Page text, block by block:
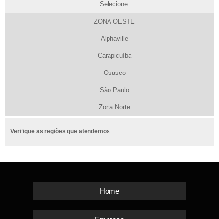
Selecione:
ZONA OESTE
Alphaville
Carapicuíba
Osasco
São Paulo
Zona Norte
Verifique as regiões que atendemos
Home